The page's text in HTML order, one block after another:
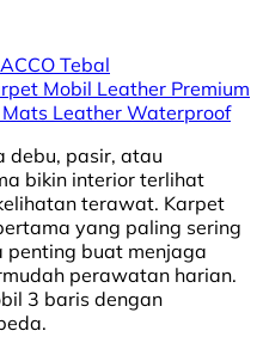
Tebal
Mobil Leather Premium
Leather Waterproof
debu, pasir, atau
bikin interior terlihat
terawat. Karpet
yang paling sering
buat menjaga
perawatan harian.
3 baris dengan